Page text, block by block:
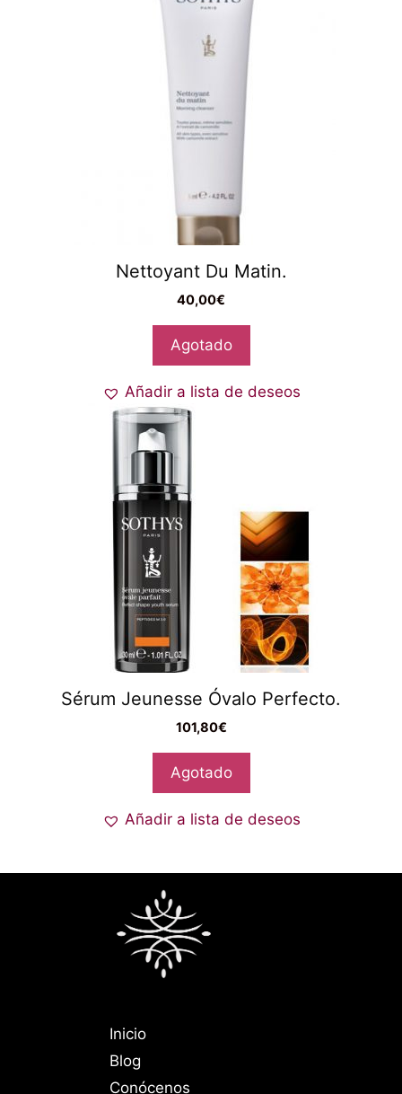
Nettoyant Du Matin.
40,00€
Agotado
Añadir a lista de deseos
Sérum Jeunesse Óvalo Perfecto.
101,80€
Agotado
Añadir a lista de deseos
Inicio
Blog
Conócenos